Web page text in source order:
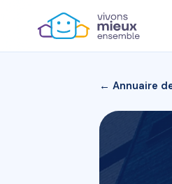
← Annuaire